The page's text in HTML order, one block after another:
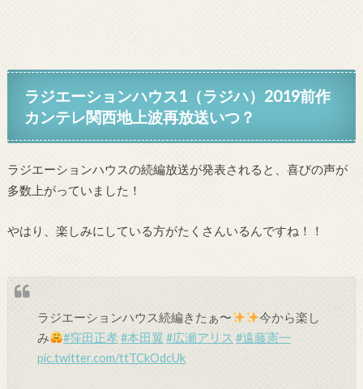
ラジエーションハウス1（ラジハ）2019前作
カンテレ関西地上波再放送いつ？
ラジエーションハウスの続編放送が発表されると、喜びの声が
多数上がっていました！
やはり、楽しみにしている方がたくさんいるんですね！！
ラジエーションハウス続編きたぁ〜
今から楽し
み
#窪田正孝#本田翼 #広瀬アリス #遠藤憲一
pic.twitter.com/ttTCkOdcUk